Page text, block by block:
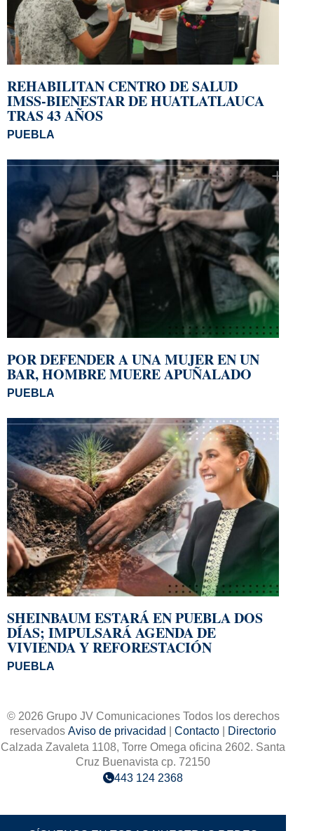
REHABILITAN CENTRO DE SALUD
IMSS-BIENESTAR DE HUATLATLAUCA
TRAS 43 AÑOS
PUEBLA
POR DEFENDER A UNA MUJER EN UN
BAR, HOMBRE MUERE APUÑALADO
PUEBLA
SHEINBAUM ESTARÁ EN PUEBLA DOS
DÍAS; IMPULSARÁ AGENDA DE
VIVIENDA Y REFORESTACIÓN
PUEBLA
© 2026 Grupo JV Comunicaciones Todos los derechos
reservados Aviso de privacidad Contacto
Directorio
Calzada Zavaleta 1108, Torre Omega oficina 2602. Santa
Cruz Buenavista cp. 72150
443 124 2368